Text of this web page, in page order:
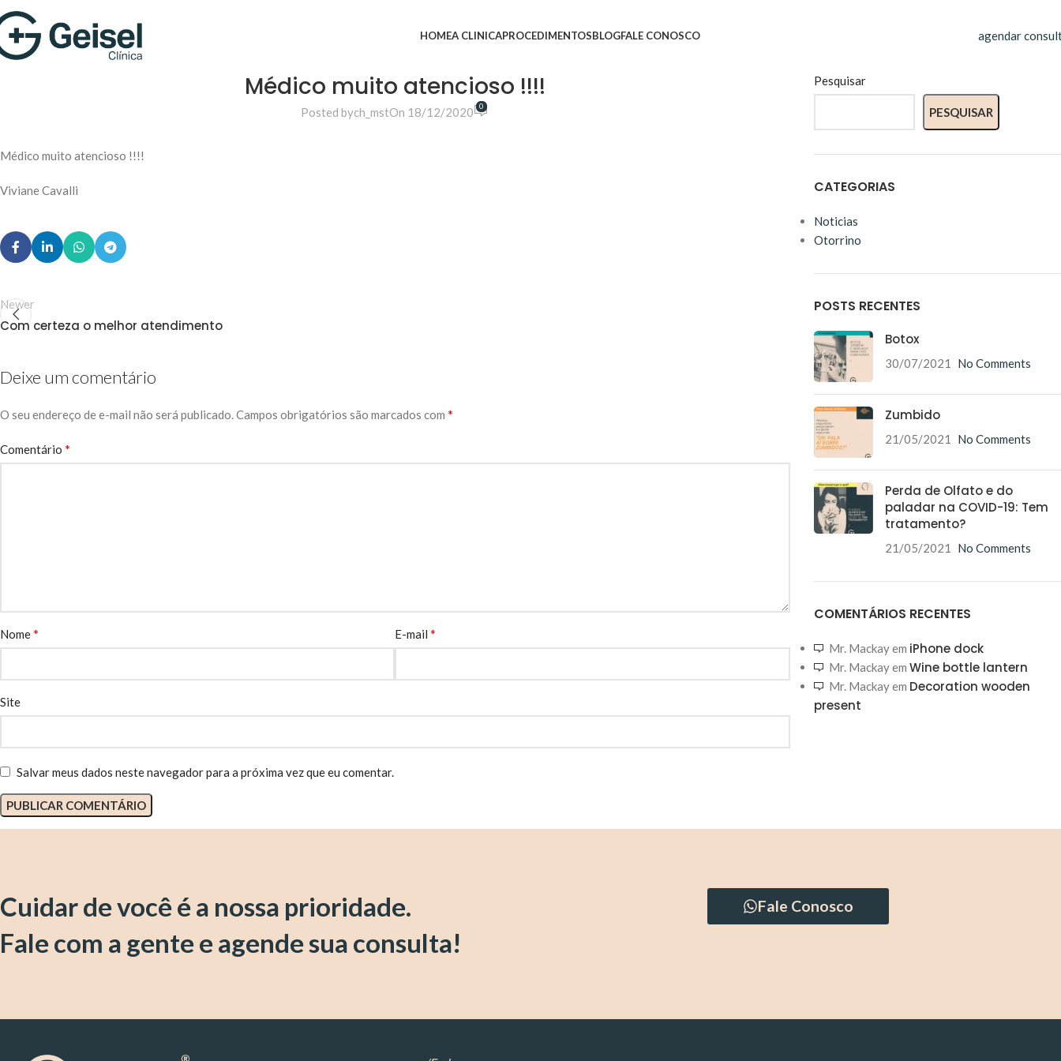
HOMEA CLINICAPROCEDIMENTOSBLOGFALE CONOSCO agendar
Médico muito atencioso !!!!
Posted bych_mstOn 18/12/2020 0
Médico muito atencioso !!!!
Viviane Cavalli
Newer
Com certeza o melhor atendimento
Deixe um comentário
O seu endereço de e-mail não será publicado.Campos obrigatórios são marcados com *
Comentário *
Nome* E-mail*
Site
Salvar meus dados neste navegador para a próxima vez que eu comentar.
Pesquisar
PESQUISAR
CATEGORIAS
Noticias
Otorrino
POSTS RECENTES
Botox
30/07/2021 No Comments
Zumbido
21/05/2021 No Comments
Perda de Olfato e do
paladar na COVID-19: Tem
tratamento?
21/05/2021 No Comments
COMENTÁRIOS RECENTES
Mr. Mackayem iPhone dock
Mr. Mackayem Wine bottle lantern
Mr. Mackayem Decoration wooden
present
Cuidar de você é a nossa prioridade.
Fale com a gente e agende sua consulta!
Fale Conosco